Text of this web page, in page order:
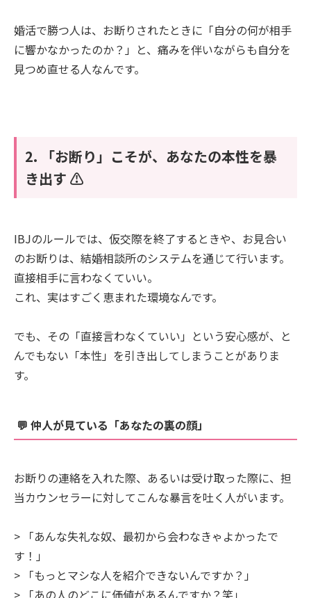
婚活で勝つ人は、お断りされたときに「自分の何が相手
に響かなかったのか？」と、痛みを伴いながらも自分を
見つめ直せる人なんです。
2. 「お断り」こそが、あなたの本性を暴
き出す ⚠️
IBJのルールでは、仮交際を終了するときや、お見合い
のお断りは、結婚相談所のシステムを通じて行います。
直接相手に言わなくていい。
これ、実はすごく恵まれた環境なんです。
でも、その「直接言わなくていい」という安心感が、と
んでもない「本性」を引き出してしまうことがありま
す。
💬 仲人が見ている「あなたの裏の顔」
お断りの連絡を入れた際、あるいは受け取った際に、担
当カウンセラーに対してこんな暴言を吐く人がいます。
> 「あんな失礼な奴、最初から会わなきゃよかったで
す！」
> 「もっとマシな人を紹介できないんですか？」
> 「あの人のどこに価値があるんですか？笑」